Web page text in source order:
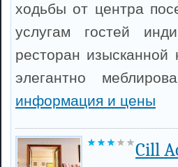
ходьбы от центра
услугам гостей
ресторан
элегантно
информация и цены
Cill